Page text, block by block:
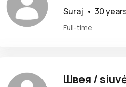
Suraj • 30
Full-time
Швея /